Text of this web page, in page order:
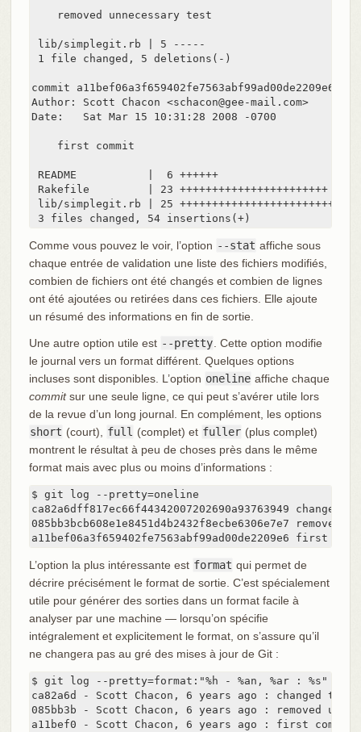
    removed unnecessary test
lib/simplegit.rb | 5 -----
1 file changed, 5 deletions(-)
commit a11bef06a3f659402fe7563abf99ad00de2209e6
Author: Scott Chacon <schacon@gee-mail.com>
Date:   Sat Mar 15 10:31:28 2008 -0700
    first commit
README           |  6 ++++++
Rakefile         | 23 +++++++++++++++++++++++
lib/simplegit.rb | 25 +++++++++++++++++++++++++
3 files changed, 54 insertions(+)
Comme vous pouvez le voir, l’option --stat affiche sous
chaque entrée de validation une liste des fichiers modifiés,
combien de fichiers ont été changés et combien de lignes
ont été ajoutées ou retirées dans ces fichiers. Elle ajoute
un résumé des informations en fin de sortie.
Une autre option utile est --pretty . Cette option modifie
le journal vers un format différent. Quelques options
incluses sont disponibles. L’option oneline affiche chaque
commitsur une seule ligne, ce qui peut s’avérer utile lors
de la revue d’un long journal. En complément, les options
short (court), full (complet) et fuller (plus complet)
montrent le résultat à peu de choses près dans le même
format mais avec plus ou moins d’informations :
$ git log --pretty=oneline
ca82a6dff817ec66f44342007202690a93763949 changed
085bb3bcb608e1e8451d4b2432f8ecbe6306e7e7 removed
a11bef06a3f659402fe7563abf99ad00de2209e6 first
L’option la plus intéressante est format qui permet de
décrire précisément le format de sortie. C’est spécialement
utile pour générer des sorties dans un format facile à
analyser par une machine — lorsqu’on spécifie
intégralement et explicitement le format, on s’assure qu’il
ne changera pas au gré des mises à jour de Git :
$ git log --pretty=format:"%h - %an, %ar : %s"
ca82a6d - Scott Chacon, 6 years ago : changed the
085bb3b - Scott Chacon, 6 years ago : removed
a11bef0 - Scott Chacon, 6 years ago : first commit